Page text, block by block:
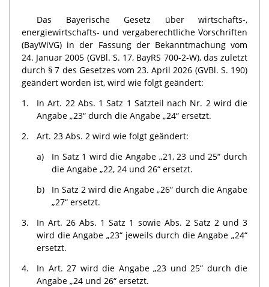
Das Bayerische Gesetz über wirtschafts-,
energiewirtschafts- und vergaberechtliche Vorschriften
(BayWiVG) in der Fassung der Bekanntmachung vom
24. Januar 2005 (GVBl. S. 17, BayRS 700-2-W), das zuletzt
durch § 7 des Gesetzes vom 23. April 2026 (GVBl. S. 190)
geändert worden ist, wird wie folgt geändert:
1.
In Art. 22 Abs. 1 Satz 1 Satzteil nach Nr. 2 wird die
Angabe „23“ durch die Angabe „24“ ersetzt.
2.
Art. 23 Abs. 2 wird wie folgt geändert:
a)
In Satz 1 wird die Angabe „21, 23 und 25“ durch
die Angabe „22, 24 und 26“ ersetzt.
b)
In Satz 2 wird die Angabe „26“ durch die Angabe
„27“ ersetzt.
3.
In Art. 26 Abs. 1 Satz 1 sowie Abs. 2 Satz 2 und 3
wird die Angabe „23“ jeweils durch die Angabe „24“
ersetzt.
4.
In Art. 27 wird die Angabe „23 und 25“ durch die
Angabe „24 und 26“ ersetzt.